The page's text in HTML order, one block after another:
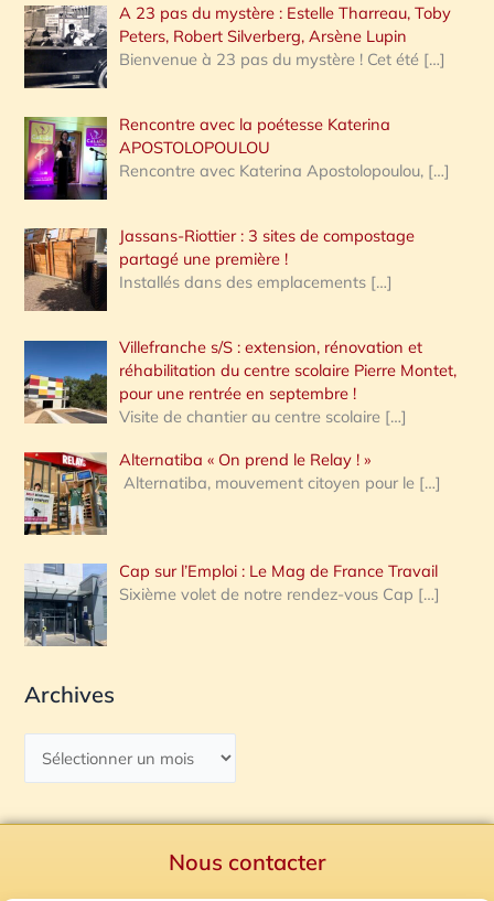
A 23 pas du mystère : Estelle Tharreau, Toby
Peters, Robert Silverberg, Arsène Lupin
Bienvenue à 23 pas du mystère ! Cet été […]
Rencontre avec la poétesse Katerina
APOSTOLOPOULOU
Rencontre avec Katerina Apostolopoulou, […]
Jassans-Riottier : 3 sites de compostage
partagé une première !
Installés dans des emplacements […]
Villefranche s/S : extension, rénovation et
réhabilitation du centre scolaire Pierre Montet,
pour une rentrée en septembre !
Visite de chantier au centre scolaire […]
Alternatiba « On prend le Relay ! »
Alternatiba, mouvement citoyen pour le […]
Cap sur l’Emploi : Le Mag de France Travail
Sixième volet de notre rendez-vous Cap […]
Archives
Nous contacter